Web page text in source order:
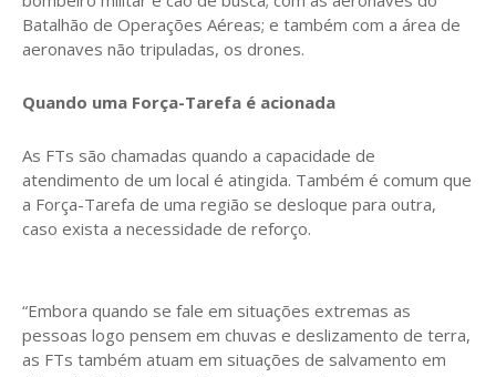
Batalhão de Operações Aéreas; e também com a área de
aeronaves não tripuladas, os drones.
Quando uma Força-Tarefa é acionada
As FTs são chamadas quando a capacidade de
atendimento de um local é atingida. Também é comum que
a Força-Tarefa de uma região se desloque para outra,
caso exista a necessidade de reforço.
“Embora quando se fale em situações extremas as
pessoas logo pensem em chuvas e deslizamento de terra,
as FTs também atuam em situações de salvamento em